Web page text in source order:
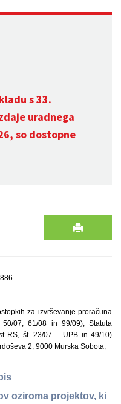
s 33.
uradnega
so dostopne
za izvrševanje proračuna
07, 61/08 in 99/09), Statuta
RS, št. 23/07 – UPB in 49/10)
2, 9000 Murska Sobota,
oziroma projektov, ki